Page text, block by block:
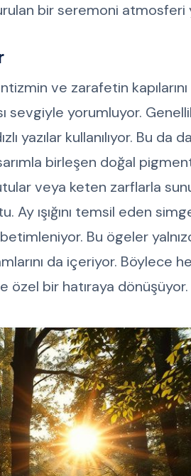
bir seremoni atmosferi
ve zarafetin kapılarını
sevgiyle yorumluyor.
yazılar kullanılıyor. Bu da
birleşen doğal
veya keten zarflarla
ışığını temsil eden
Bu ögeler
da içeriyor. Böylece
özel bir hatıraya dönüşüyor.